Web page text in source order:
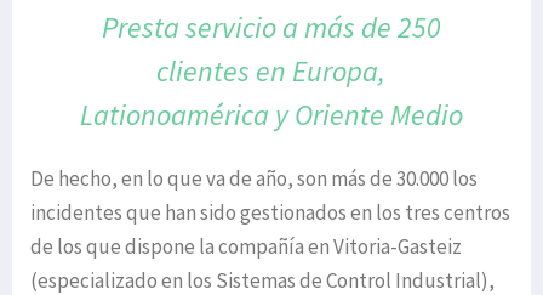
Presta servicio a más de 250
clientes en Europa,
Lationoamérica y Oriente Medio
De hecho, en lo que va de año, son más de 30.000 los
incidentes que han sido gestionados en los tres centros
de los que dispone la compañía en Vitoria-Gasteiz
(especializado en los Sistemas de Control Industrial),